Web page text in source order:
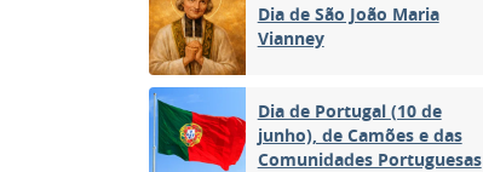
Dia de São João Maria
Vianney
Dia de Portugal (10 de
junho), de Camões e das
Comunidades Portuguesas